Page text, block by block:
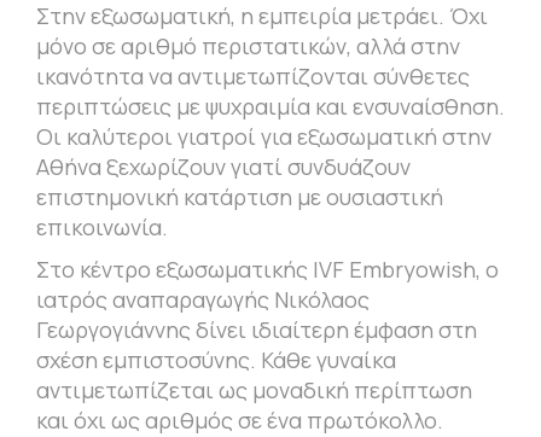
Στην εξωσωματική, η εμπειρία μετράει. Όχι
μόνο σε αριθμό περιστατικών, αλλά στην
ικανότητα να αντιμετωπίζονται σύνθετες
περιπτώσεις με ψυχραιμία και ενσυναίσθηση.
Οι καλύτεροι γιατροί για εξωσωματική στην
Αθήνα ξεχωρίζουν γιατί συνδυάζουν
επιστημονική κατάρτιση με ουσιαστική
επικοινωνία.
Στο κέντρο εξωσωματικής IVF Embryowish, ο
ιατρός αναπαραγωγής Νικόλαος
Γεωργογιάννης δίνει ιδιαίτερη έμφαση στη
σχέση εμπιστοσύνης. Κάθε γυναίκα
αντιμετωπίζεται ως μοναδική περίπτωση
και όχι ως αριθμός σε ένα πρωτόκολλο.